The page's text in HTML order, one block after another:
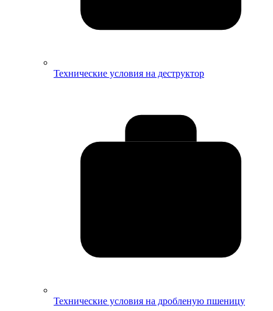
Технические условия на деструктор
Технические условия на дробленую пшеницу